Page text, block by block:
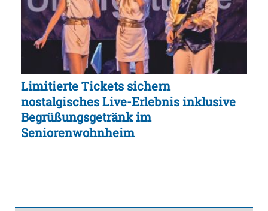
Limitierte Tickets sichern
nostalgisches Live-Erlebnis inklusive
Begrüßungsgetränk im
Seniorenwohnheim